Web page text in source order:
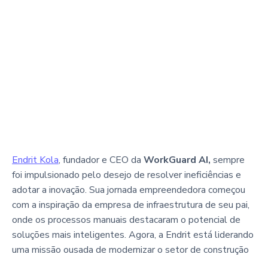
Endrit Kola, fundador e CEO da WorkGuard AI, sempre
foi impulsionado pelo desejo de resolver ineficiências e
adotar a inovação. Sua jornada empreendedora começou
com a inspiração da empresa de infraestrutura de seu pai,
onde os processos manuais destacaram o potencial de
soluções mais inteligentes. Agora, a Endrit está liderando
uma missão ousada de modernizar o setor de construção